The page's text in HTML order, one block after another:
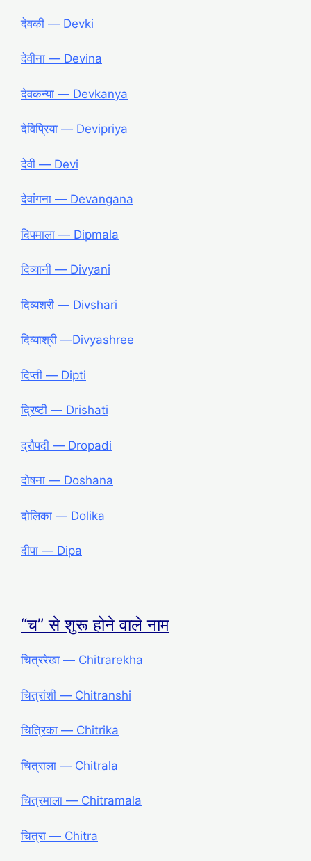
देवकी ― Devki
देवीना ― Devina
देवकन्या ― Devkanya
देविप्रिया ― Devipriya
देवी ― Devi
देवांगना ― Devangana
दिपमाला ― Dipmala
दिव्यानी ― Divyani
दिव्यशरी ― Divshari
दिव्याश्री ―Divyashree
दिप्ती ― Dipti
द्रिष्टी ― Drishati
द्रौपदी ― Dropadi
दोषना ― Doshana
दोलिका ― Dolika
दीपा ― Dipa
“च” से शुरू होने वाले नाम
चित्ररेखा ― Chitrarekha
चित्रांशी ― Chitranshi
चित्रिका ― Chitrika
चित्राला ― Chitrala
चित्रमाला ― Chitramala
चित्रा ― Chitra